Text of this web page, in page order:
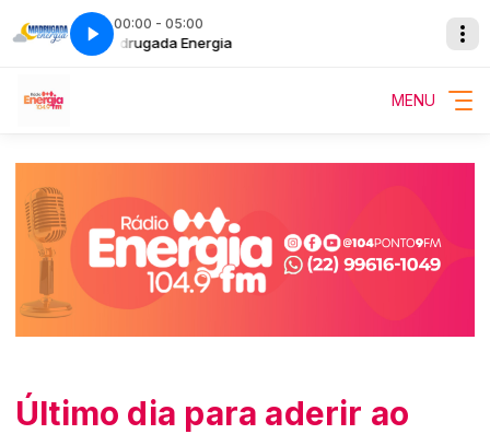
00:00 - 05:00
Madrugada Energia
MENU
Último dia para aderir ao